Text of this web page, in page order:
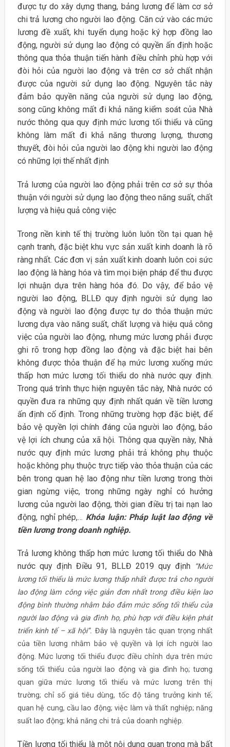
được tự do xây dựng thang, bảng lương để làm cơ sở
chi trả lương cho người lao động. Căn cứ vào các mức
lương đề xuất, khi tuyển dụng hoặc ký hợp đồng lao
động, người sử dụng lao động có quyền ấn định hoặc
thông qua thỏa thuận tiến hành điều chỉnh phù hợp với
đòi hỏi của người lao động và trên cơ sở chất nhận
được của người sử dụng lao động. Nguyên tắc này
đảm bảo quyền năng của người sử dụng lao động,
song cũng không mất đi khả năng kiểm soát của Nhà
nước thông qua quy định mức lương tối thiểu và cũng
không làm mất đi khả năng thương lượng, thương
thuyết, đòi hỏi của người lao động khi người lao động
có những lợi thế nhất định
Trả lương của người lao động phải trên cơ sở sự thỏa
thuận với người sử dụng lao động theo năng suất, chất
lượng và hiệu quả công việc
Trong nền kinh tế thị trường luôn luôn tồn tại quan hệ
cạnh tranh, đặc biệt khu vực sản xuất kinh doanh là rõ
ràng nhất. Các đơn vị sản xuất kinh doanh luôn coi sức
lao động là hàng hóa và tìm mọi biện pháp để thu được
lợi nhuận dựa trên hàng hóa đó. Do vậy, để bảo vệ
người lao động, BLLĐ quy định người sử dụng lao
động và người lao động được tự do thỏa thuận mức
lương dựa vào năng suất, chất lượng và hiệu quả công
việc của người lao động, nhưng mức lương phải được
ghi rõ trong hợp đồng lao động và đặc biệt hai bên
không được thỏa thuận để hạ mức lương xuống mức
thấp hơn mức lương tối thiểu do nhà nước quy định.
Trong quá trình thực hiện nguyên tắc này, Nhà nước có
quyền đưa ra những quy định nhất quán về tiền lương
ấn định cố định. Trong những trường hợp đặc biệt, để
bảo vệ quyền lợi chính đáng của người lao động, bảo
vệ lợi ích chung của xã hội. Thông qua quyền này, Nhà
nước quy định mức lương phải trả không phụ thuộc
hoặc không phụ thuộc trực tiếp vào thỏa thuận của các
bên trong quan hệ lao động như tiền lương trong thời
gian ngừng việc, trong những ngày nghỉ có hưởng
lương của người lao động, thời gian điều trị tai nạn lao
động, nghỉ phép,… Khóa luận: Pháp luật lao động về
tiền lương trong doanh nghiệp.
Trả lương không thấp hơn mức lương tối thiểu do Nhà
nước quy định Điều 91, BLLĐ 2019 quy định “Mức
lương tối thiểu là mức lương thấp nhất được trả cho người
lao động làm công việc giản đơn nhất trong điều kiện lao
động bình thường nhằm bảo đảm mức sống tối thiểu của
người lao động và gia đình họ, phù hợp với điều kiện phát
triển kinh tế – xã hội”. Đây là nguyên tắc quan trọng nhất
của tiền lương nhằm bảo vệ quyền và lợi ích người lao
động. Mức lương tối thiểu được điều chỉnh dựa trên mức
sống tối thiểu của người lao động và gia đình họ; tương
quan giữa mức lương tối thiểu và mức lương trên thị
trường; chỉ số giá tiêu dùng, tốc độ tăng trưởng kinh tế;
quan hệ cung, cầu lao động; việc làm và thất nghiệp; năng
suất lao động; khả năng chi trả của doanh nghiệp.
Tiền lương tối thiểu là một nội dung quan trọng mà bất